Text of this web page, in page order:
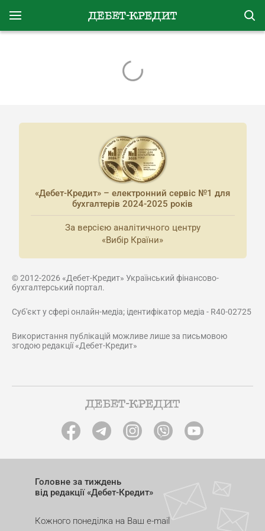
«Дебет-Кредит» – електронний сервіс №1 для
бухгалтерів 2024-2025 років
За версією аналітичного центру
«Вибір Країни»
© 2012-2026 «Дебет-Кредит» Український фінансово-
бухгалтерський портал.
Суб'єкт у сфері онлайн-медіа; ідентифікатор медіа - R40-02725
Використання публікацій можливе лише за письмовою
згодою редакції «Дебет-Кредит»
Головне за тиждень
від редакції «Дебет-Кредит»
Кожного понеділка на Ваш e-mail